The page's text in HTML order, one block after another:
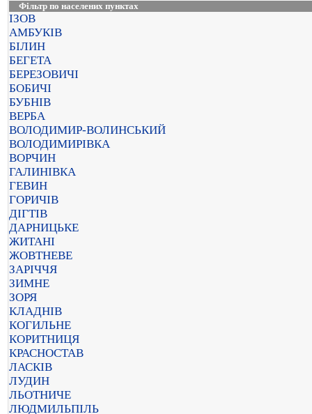
Фільтр по населених пунктах
ІЗОВ
АМБУКІВ
БІЛИН
БЕГЕТА
БЕРЕЗОВИЧІ
БОБИЧІ
БУБНІВ
ВЕРБА
ВОЛОДИМИР-ВОЛИНСЬКИЙ
ВОЛОДИМИРІВКА
ВОРЧИН
ГАЛИНІВКА
ГЕВИН
ГОРИЧІВ
ДІГТІВ
ДАРНИЦЬКЕ
ЖИТАНІ
ЖОВТНЕВЕ
ЗАРІЧЧЯ
ЗИМНЕ
ЗОРЯ
КЛАДНІВ
КОГИЛЬНЕ
КОРИТНИЦЯ
КРАСНОСТАВ
ЛАСКІВ
ЛУДИН
ЛЬОТНИЧЕ
ЛЮДМИЛЬПІЛЬ